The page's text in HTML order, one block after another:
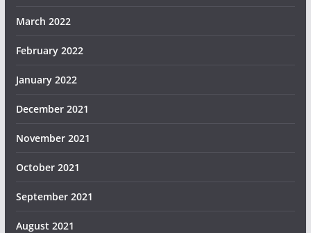
March 2022
February 2022
January 2022
December 2021
November 2021
October 2021
September 2021
August 2021